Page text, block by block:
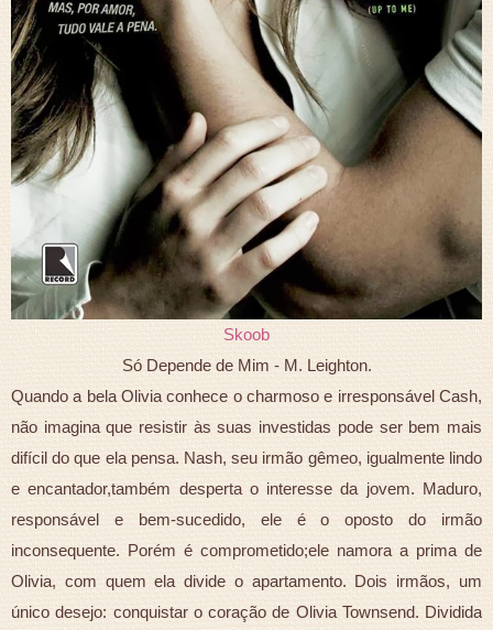
Skoob
Só Depende de Mim - M. Leighton.
Quando a bela Olivia conhece o charmoso e irresponsável Cash,
não imagina que resistir às suas investidas pode ser bem mais
difícil do que ela pensa. Nash, seu irmão gêmeo, igualmente lindo
e encantador,também desperta o interesse da jovem. Maduro,
responsável e bem-sucedido, ele é o oposto do irmão
inconsequente. Porém é comprometido;ele namora a prima de
Olivia, com quem ela divide o apartamento. Dois irmãos, um
único desejo: conquistar o coração de Olivia Townsend. Dividida